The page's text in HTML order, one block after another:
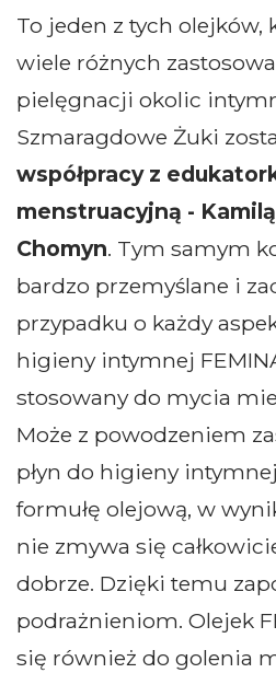
To jeden z tych olejków,
wiele różnych
pielęgnacji okolic
Szmaragdowe Żuki
współpracy z
menstruacyjną -
Chomyn. Tym samym
bardzo przemyślane i
przypadku o każdy
higieny intymnej
stosowany do mycia
Może z powodzeniem
płyn do higieny
formułę olejową, w
nie zmywa się
dobrze. Dzięki temu
podrażnieniom. Olejek
się również do golenia